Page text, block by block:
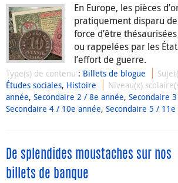
En Europe, les pièces
pratiquement disparu
force d’être
ou rappelées par les
l’effort de guerre.
Type(s) de contenu : Billets de blogue
Études sociales, Histoire Niveau(x)
année, Secondaire 2 / 8e année, Secondaire
Secondaire 4 / 10e année, Secondaire 5 /
De splendides moustaches sur nos
billets de banque